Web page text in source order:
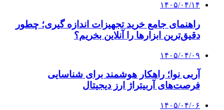
۱۴۰۵/۰۴/۱۴
راهنمای جامع خرید تجهیزات اندازه گیری؛ چطور
دقیق‌ترین ابزارها را آنلاین بخریم؟
۱۴۰۵/۰۴/۰۹
آربی نوا؛ راهکار هوشمند برای شناسایی
فرصت‌های آربیتراژ ارز دیجیتال
۱۴۰۵/۰۴/۰۶